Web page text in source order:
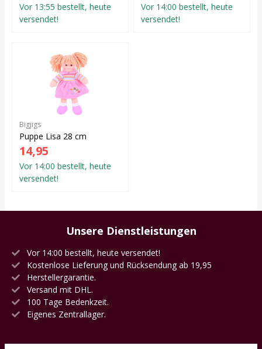
Vor 13:55 bestellt, heute
versendet!
Vor 14:00 bestellt, heute
versendet!
Bigjigs
Puppe Lisa 28 cm
14,95
Vor 14:00 bestellt, heute
versendet!
Unsere Dienstleistungen
Vor 14:00 bestellt, heute versendet!
Kostenlose Lieferung und Rücksendung ab 19,95
Herstellergarantie.
Versand mit DHL.
100 Tage Bedenkzeit.
Eigenes Zentrallager.